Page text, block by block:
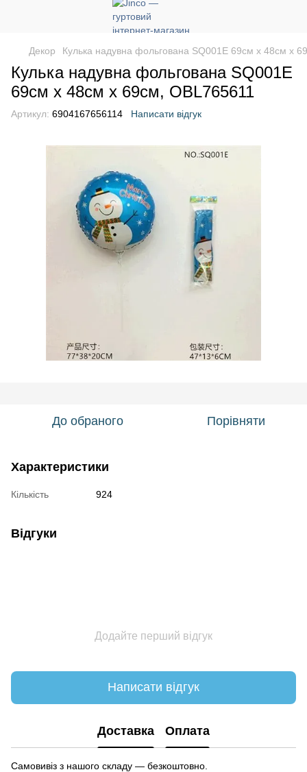
Декор Кулька надувна фольгована SQ001E 69см х 48см х
Кулька надувна фольгована SQ001E
69см х 48см х 69см, OBL765611
Артикул: 6904167656114 Написати відгук
До обраного Порівняти
Характеристики
Кількість 924
Відгуки
Додайте перший відгук
Написати відгук
Доставка Оплата
Самовивіз з нашого складу — безкоштовно.